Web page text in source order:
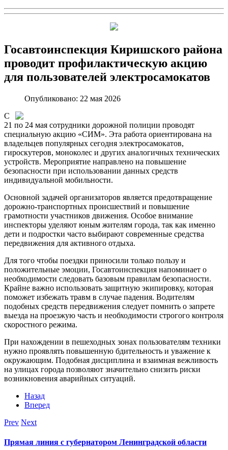
Госавтоинспекция Киришского района
проводит профилактическую акцию
для пользователей электросамокатов
Опубликовано: 22 мая 2026
С
21 по 24 мая сотрудники дорожной полиции проводят
специальную акцию «СИМ». Эта работа ориентирована на
владельцев популярных сегодня электросамокатов,
гироскутеров, моноколес и других аналогичных технических
устройств. Мероприятие направлено на повышение
безопасности при использовании данных средств
индивидуальной мобильности.
Основной задачей организаторов является предотвращение
дорожно-транспортных происшествий и повышение
грамотности участников движения. Особое внимание
инспекторы уделяют юным жителям города, так как именно
дети и подростки часто выбирают современные средства
передвижения для активного отдыха.
Для того чтобы поездки приносили только пользу и
положительные эмоции, Госавтоинспекция напоминает о
необходимости следовать базовым правилам безопасности.
Крайне важно использовать защитную экипировку, которая
поможет избежать травм в случае падения. Водителям
подобных средств передвижения следует помнить о запрете
выезда на проезжую часть и необходимости строгого контроля
скоростного режима.
При нахождении в пешеходных зонах пользователям техники
нужно проявлять повышенную бдительность и уважение к
окружающим. Подобная дисциплина и взаимная вежливость
на улицах города позволяют значительно снизить риски
возникновения аварийных ситуаций.
Назад
Вперед
Prev Next
Прямая линия с губернатором Ленинградской области